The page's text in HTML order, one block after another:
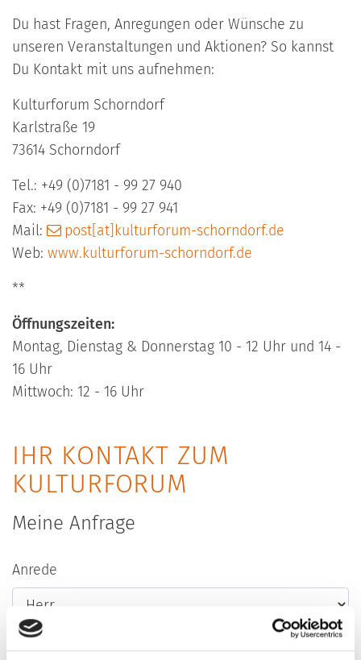
Du hast Fragen, Anregungen oder Wünsche zu
unseren Veranstaltungen und Aktionen? So kannst
Du Kontakt mit uns aufnehmen:
Kulturforum Schorndorf
Karlstraße 19
73614 Schorndorf
Tel.: +49 (0)7181 - 99 27 940
Fax: +49 (0)7181 - 99 27 941
Mail:
post[at]kulturforum-schorndorf.de
Web: www.kulturforum-schorndorf.de
**
Öffnungszeiten:
Montag, Dienstag & Donnerstag 10 - 12 Uhr und 14 -
16 Uhr
Mittwoch: 12 - 16 Uhr
IHR KONTAKT ZUM
KULTURFORUM
Meine Anfrage
Anrede
Vorname*